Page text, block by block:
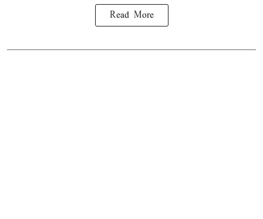
Read More